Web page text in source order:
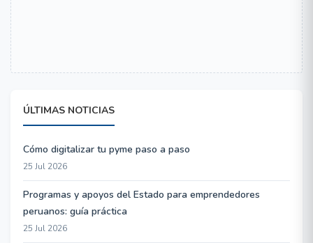
ÚLTIMAS NOTICIAS
Cómo digitalizar tu pyme paso a paso
25 Jul 2026
Programas y apoyos del Estado para emprendedores
peruanos: guía práctica
25 Jul 2026